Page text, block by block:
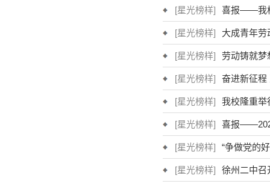
[星光榜样] 喜报——我
[星光榜样] 大成青年劳
[星光榜样] 劳动铸就
[星光榜样] 奋进新征程
[星光榜样] 我校隆重举
[星光榜样] 喜报
[星光榜样] “争做党的
[星光榜样] 徐州二中召